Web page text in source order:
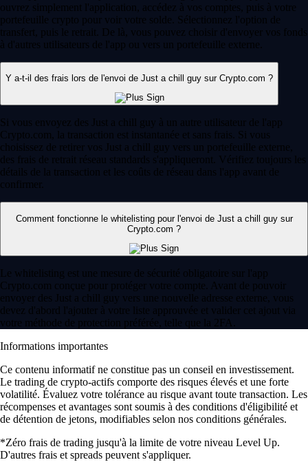
ouvrez simplement l'application, accédez à vos comptes, puis à votre
portefeuille crypto pour voir votre solde. Sélectionnez l'option de
transfert, puis le retrait. De là, vous pouvez choisir d'envoyer vos fonds
à d'autres utilisateurs de l'app ou vers un portefeuille externe.
Y a-t-il des frais lors de l'envoi de Just a chill guy sur Crypto.com ?
Si vous envoyez des Just a chill guy à un autre utilisateur de l'app
Crypto.com, la transaction est instantanée et sans frais. Si vous
choisissez de retirer vos Just a chill guy vers un portefeuille externe,
des frais de retrait réseau standards s'appliqueront. Vérifiez toujours les
détails de la transaction et les coûts de réseau dans l'app avant de
confirmer.
Comment fonctionne le whitelisting pour l'envoi de Just a chill guy sur
Crypto.com ?
Le whitelisting est une mesure de sécurité obligatoire sur l'app
Crypto.com conçue pour protéger votre compte. Avant de pouvoir
envoyer des Just a chill guy vers une nouvelle adresse externe, vous
devez d'abord l'ajouter à votre liste approuvée et valider cet ajout via
votre méthode de protection préférée, telle que la 2FA.
Informations importantes
Ce contenu informatif ne constitue pas un conseil en investissement.
Le trading de crypto-actifs comporte des risques élevés et une forte
volatilité. Évaluez votre tolérance au risque avant toute transaction. Les
récompenses et avantages sont soumis à des conditions d'éligibilité et
de détention de jetons, modifiables selon nos conditions générales.
*Zéro frais de trading jusqu'à la limite de votre niveau Level Up.
D'autres frais et spreads peuvent s'appliquer.